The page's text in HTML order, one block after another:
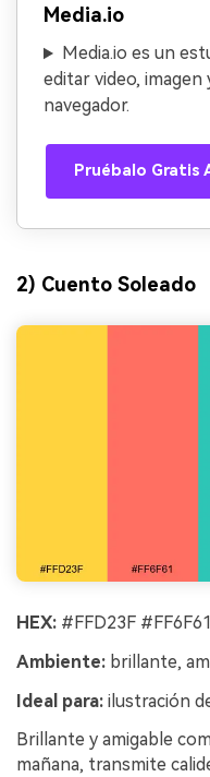
Media.io
Media.io es un
editar video,
navegador.
Pruébalo Gratis
2) Cuento Soleado
HEX: #FFD23F
Ambiente: brillante,
Ideal para: ilustración
Brillante y amigable
mañana, transmite